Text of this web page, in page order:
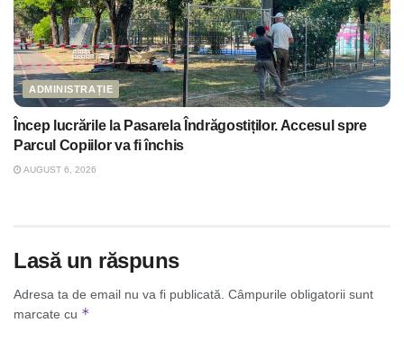
ADMINISTRAȚIE
Încep lucrările la Pasarela Îndrăgostiților. Accesul spre
Parcul Copiilor va fi închis
AUGUST 6, 2026
Lasă un răspuns
Adresa ta de email nu va fi publicată. Câmpurile obligatorii sunt
marcate cu *